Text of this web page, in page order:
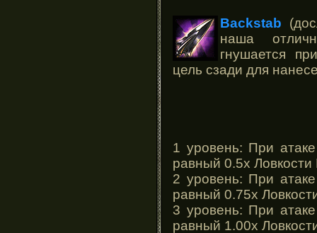
Backstab
наша
гнушается
цель сзади для
1 уровень: При
равный 0.5х
2 уровень: При
равный 0.75х
3 уровень: При
равный 1.00х